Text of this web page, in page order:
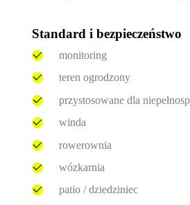
Standard i bezpieczeństwo
monitoring
teren ogrodzony
przystosowane dla
winda
rowerownia
wózkarnia
patio / dziedziniec